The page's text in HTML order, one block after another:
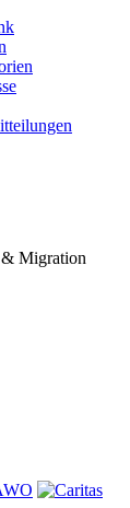
Migration